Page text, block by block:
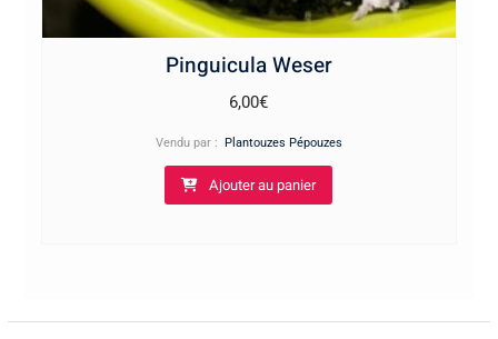
Pinguicula Weser
6,00€
Vendu par : Plantouzes Pépouzes
Ajouter au panier